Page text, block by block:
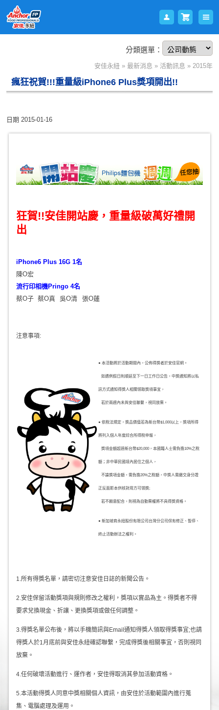
分類選單：
安佳永紐» 最新消息 » 活動訊息 » 2015年
瘋狂祝賀!!!重量級iPhone6 Plus獎項開出!!
日期2015-01-16
狂賀!!安佳開站慶，重量級破萬好禮開
出
iPhone6 Plus 16G 1名
陳O宏
流行印相機Pringo 4名
蔡O子 蔡O真 吳O清 張O蓮
注意事項:
● 本活動將於活動期間內，公佈得獎者於安佳官網。
如遇例假日則順延至下一日工作日公告，中獎通知將以私
訊方式通知得獎人相關領取獎項事宜，
若於兩週內未與安佳聯繫，視同放棄。
● 依稅法規定，獎品價值若為新台幣$1,000以上，獎項所得
將列入個人年度綜合所得稅申報，
獎項金額超過新台幣$20,000，本國籍人士需負擔10%之稅
額；非中華民國境內居住之個人，
不論獎項金額，需負擔20%之稅額，中獎人需繳交身分證
正反面影本供核對用方可領獎;
若不願意配合，則視為自動棄權將不具得獎資格。
● 新加坡商永紐股份有限公司台灣分公司保有修正、暫停、
終止活動辦法之權利。
1.所有得獎名單，請密切注意安佳日誌的新聞公告。
2.安佳保留活動獎項與規則修改之權利，獎項以實品為主。得獎者不得
要求兌換現金、折讓、更換獎項或做任何調整。
3.得獎名單公布後，將以手機簡訊與Email通知得獎人領取得獎事宜;也請
得獎人於1月底前與安佳永紐確認聯繫，完成得獎後相關事宜，否則視同
放棄。
4.任何破壞活動進行、運作者，安佳得取消其參加活動資格。
5.本活動得獎人同意中獎相關個人資訊，由安佳於活動範圍內進行蒐
集、電腦處理及運用。